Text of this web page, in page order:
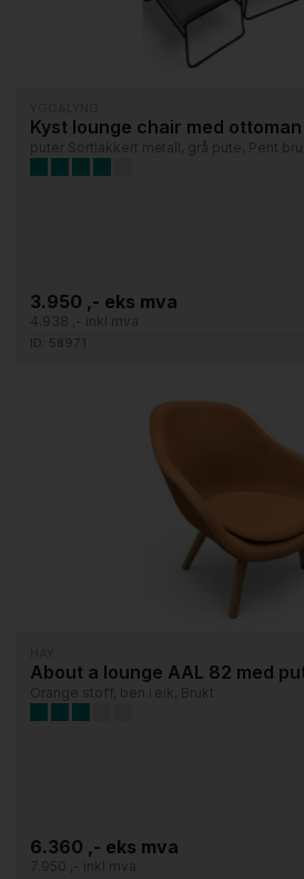
Kyst lounge chair med
puter Sortlakkert metall, grå pute, Pent
3.950 ,- eks mva
4.938 ,- inkl mva
ID: 58971
About a lounge AAL 82 med
Orange stoff, ben i eik, Brukt
6.360 ,- eks mva
7.950 ,- inkl mva